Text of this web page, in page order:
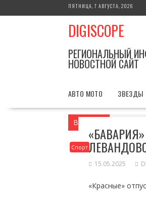
к
ПЯТНИЦА, 7 АВГУСТА, 2026
DIGISCOPE
РЕГИОНАЛЬНЫЙ
НОВОСТНОЙ САЙТ
АВТО МОТО ЗВЕЗДЫ
Вы здесь
Спорт
15.05.2025
«Красные»